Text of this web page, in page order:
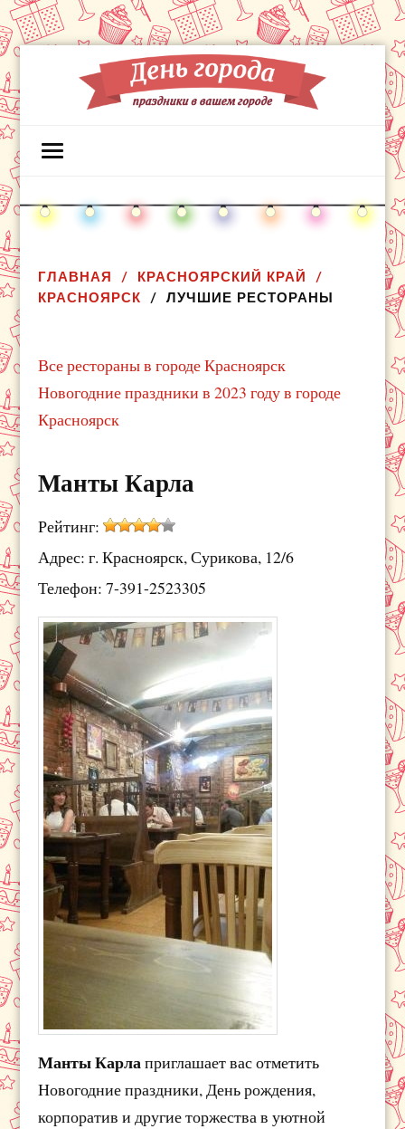
ГЛАВНАЯ
КРАСНОЯРСКИЙ КРАЙ
КРАСНОЯРСК
ЛУЧШИЕ РЕСТОРАНЫ
Все рестораны в городе Красноярск
Новогодние праздники в 2023 году в городе
Красноярск
Манты Карла
Рейтинг:
Адрес: г. Красноярск, Сурикова, 12/6
Телефон: 7-391-2523305
Манты Карлаприглашает вас отметить
Новогодние праздники, День рождения,
корпоратив и другие торжества в уютной